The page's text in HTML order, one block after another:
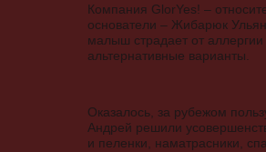
Компания GlorYes! –
основатели – Жибарюк
малыш страдает от
альтернативные варианты.
Оказалось, за рубежом
Андрей решили
и пеленки, наматрасники,